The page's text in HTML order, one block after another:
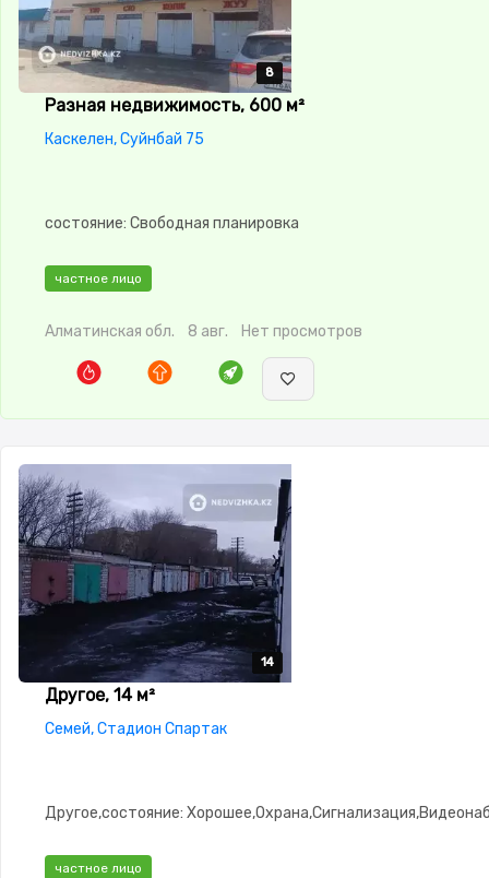
8
8
8
8
8
Разная недвижимость, 600 м²
Каскелен, Суйнбай 75
состояние: Свободная планировка
частное лицо
Алматинская обл. 8 авг. Нет просмотров
14
14
14
14
14
Другое, 14 м²
Семей, Стадион Спартак
Другое,состояние:
частное лицо